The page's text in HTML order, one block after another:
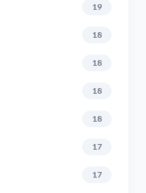
19
18
18
18
18
17
17